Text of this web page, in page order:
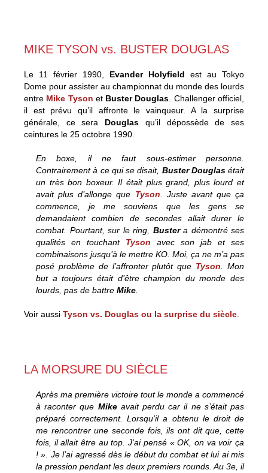
MIKE TYSON vs. BUSTER DOUGLAS
Le 11 février 1990, Evander Holyfield est au Tokyo
Dome pour assister au championnat du monde des lourds
entre Mike Tyson et Buster Douglas . Challenger officiel,
il est prévu qu’il affronte le vainqueur. A la surprise
générale, ce sera Douglas qu’il dépossède de ses
ceintures le 25 octobre 1990.
En boxe, il ne faut sous-estimer personne.
Contrairement à ce qui se disait, Buster Douglasétait
un très bon boxeur. Il était plus grand, plus lourd et
avait plus d’allonge que Tyson . Juste avant que ça
commence, je me souviens que les gens se
demandaient combien de secondes allait durer le
combat. Pourtant, sur le ring, Bustera démontré ses
qualités en touchant Tyson avec son jab et ses
combinaisons jusqu’à le mettre KO. Moi, ça ne m’a pas
posé problème de l’affronter plutôt que Tyson . Mon
but a toujours était d’être champion du monde des
lourds, pas de battre Mike
Voir aussi Tyson vs. Douglas ou la surprise du siècle
LA MORSURE DU SIÈCLE
Après ma première victoire tout le monde a commencé
à raconter que Mikeavait perdu car il ne s’était pas
préparé correctement. Lorsqu’il a obtenu le droit de
me rencontrer une seconde fois, ils ont dit que, cette
fois, il allait être au top. J’ai pensé « OK, on va voir ça
! ». Je l’ai agressé dès le début du combat et lui ai mis
la pression pendant les deux premiers rounds. Au 3e, il